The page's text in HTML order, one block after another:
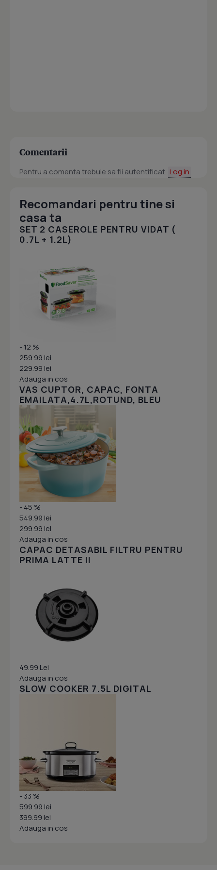
Comentarii
Pentru a comenta trebuie sa fii autentificat. Log in
Recomandari pentru tine si
casa ta
SET 2 CASEROLE PENTRU VIDAT (
0.7L + 1.2L)
- 12 %
259.99 lei
229.99 lei
Adauga in cos
VAS CUPTOR, CAPAC, FONTA
EMAILATA,4.7L,ROTUND, BLEU
- 45 %
549.99 lei
299.99 lei
Adauga in cos
CAPAC DETASABIL FILTRU PENTRU
PRIMA LATTE II
49.99 Lei
Adauga in cos
SLOW COOKER 7.5L DIGITAL
- 33 %
599.99 lei
399.99 lei
Adauga in cos